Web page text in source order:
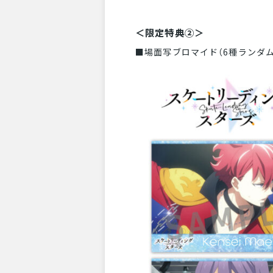
＜限定特典②＞
■場面写ブロマイド（6種ランダム